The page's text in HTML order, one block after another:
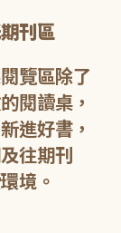
刊區
覽區除了
閱讀桌，
進好書，
往期刊
境。